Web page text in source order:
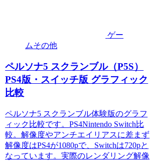
ゲー
ムその他
ペルソナ5 スクランブル（P5S）
PS4版・スイッチ版 グラフィック
比較
ペルソナ5 スクランブル体験版のグラフ
ィック比較です。PS4Nintendo Switch比
較。解像度やアンチエイリアスに差まず
解像度はPS4が1080pで、Switchは720pと
なっています。実際のレンダリング解像